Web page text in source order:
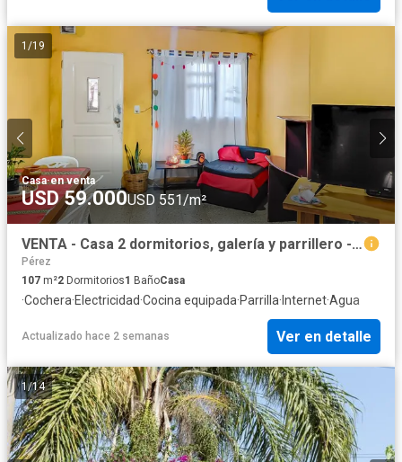
1 /19
Casa·en venta
USD 59.000USD 551/m²
VENTA - Casa 2 dormitorios, galería y parrillero - Pérez, Santa Fe.
Pérez
107 m²2 Dormitorios1 BañoCasa
·Cochera·Electricidad·Cocina equipada·Parrilla·Internet·Agua
Actualizado hace 2 semanas Ver en detalle
1/14